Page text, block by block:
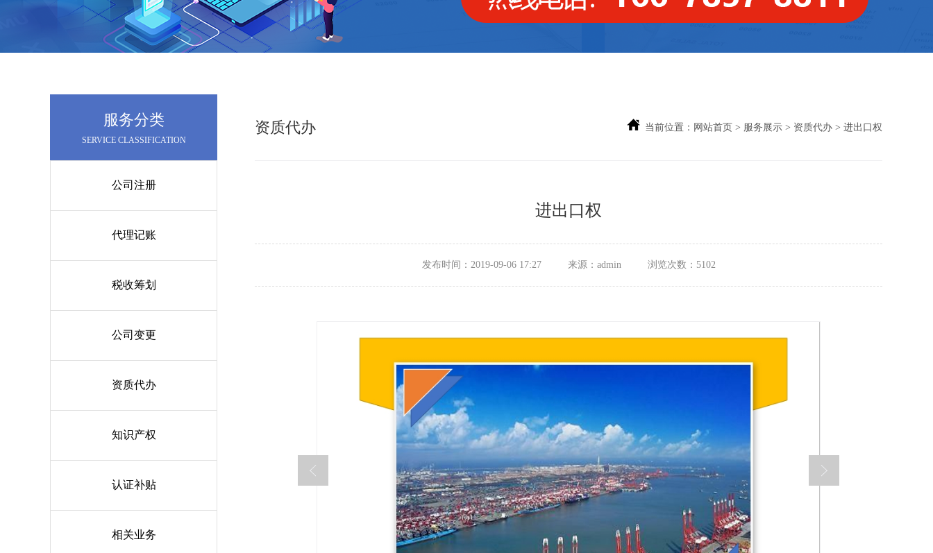
服务分类
SERVICE CLASSIFICATION
公司注册
代理记账
税收筹划
公司变更
资质代办
知识产权
认证补贴
相关业务
资质代办 当前位置： 网站首页 > 服务展示 > 资质代办 > 进出口权
进出口权
发布时间：2019-09-06 17:27 来源：admin 浏览次数：5102